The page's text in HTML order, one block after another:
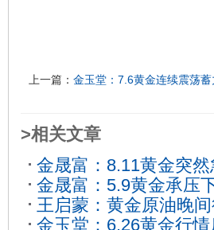
上一篇： 金玉堂：7.6黄金连续震荡
>相关文章
金晟富：8.11黄金突
考2025-08-11
金晟富：5.9黄金承压
2025-05-09
王启蒙：黄金原油晚
金玉堂：6.26黄金行